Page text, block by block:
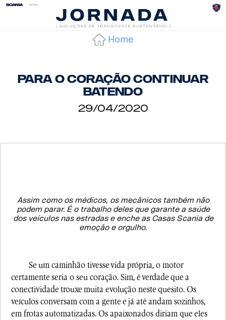
Home
Para o coração continuar
batendo
29/04/2020
Assim como os médicos, os mecânicos também não
podem parar. É o trabalho deles que garante a saúde
dos veículos nas estradas e enche as Casas Scania de
emoção e orgulho.
Se um caminhão tivesse vida própria, o motor
certamente seria o seu coração. Sim, é verdade que a
conectividade trouxe muita evolução neste quesito. Os
veículos conversam com a gente e já até andam sozinhos,
em frotas automatizadas. Os apaixonados diriam que eles